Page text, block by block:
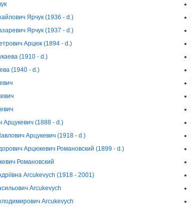
Ярчук (1936 - d.)
Ярчук (1937 - d.)
Арцюк (1894 - d.)
(1910 - d.)
(1940 - d.)
Арцукевич (1888 - d.)
Арцукевич (1918 - d.)
Арцюкевич Романовский (1899 - d.)
Романовский
Arcukevych (1918 - 2001)
Arcukevych
Arcukevych